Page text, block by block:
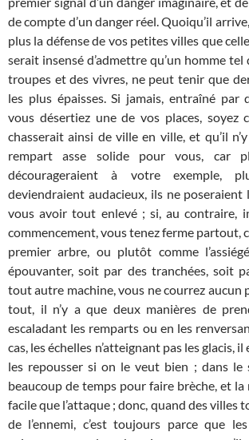
de compte d’un danger réel. Quoiqu’il
plus la défense de vos petites villes que
serait insensé d’admettre qu’un homme tel
troupes et des vivres, ne peut tenir que
les plus épaisses. Si jamais, entraîné par
vous désertiez une de vos places, soyez
chasserait ainsi de ville en ville, et qu’il
rempart asse solide pour vous, car
décourageraient à votre exemple,
deviendraient audacieux, ils ne poseraient
vous avoir tout enlevé ; si, au contraire,
commencement, vous tenez ferme partout,
premier arbre, ou plutôt comme
épouvanter, soit par des tranchées, soit
tout autre machine, vous ne courrez aucun
tout, il n’y a que deux manières de
escaladant les remparts ou en les
cas, les échelles n’atteignant pas les glacis,
les repousser si on le veut bien ; dans le
beaucoup de temps pour faire brèche, et la
facile que l’attaque ; donc, quand des villes
de l’ennemi, c’est toujours parce que